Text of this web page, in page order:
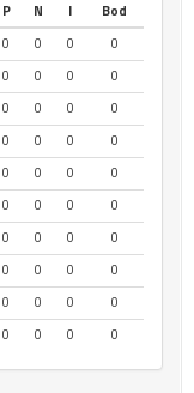
P N I
Bod
0 0 0
0
0 0 0
0
0 0 0
0
0 0 0
0
0 0 0
0
0 0 0
0
0 0 0
0
0 0 0
0
0 0 0
0
0 0 0 0